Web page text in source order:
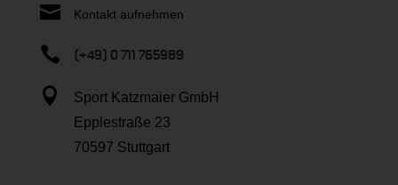
 Kontakt aufnehmen
 (+49) 0 711 765989

Sport Katzmaier GmbH
Epplestraße 23
70597 Stuttgart